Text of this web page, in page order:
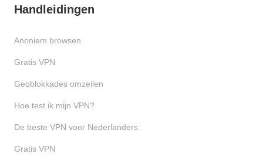
Handleidingen
Anoniem browsen
Gratis VPN
Geoblokkades omzeilen
Hoe test ik mijn VPN?
De beste VPN voor Nederlanders
Gratis VPN